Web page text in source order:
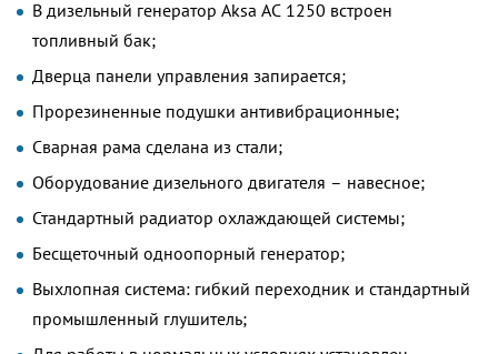
В дизельный генератор Aksa AC 1250 встроен
топливный бак;
Дверца панели управления запирается;
Прорезиненные подушки антивибрационные;
Сварная рама сделана из стали;
Оборудование дизельного двигателя – навесное;
Стандартный радиатор охлаждающей системы;
Бесщеточный одноопорный генератор;
Выхлопная система: гибкий переходник и стандартный
промышленный глушитель;